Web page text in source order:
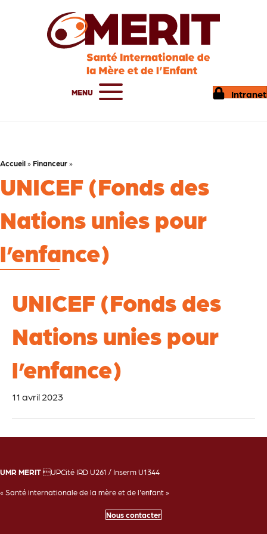
MENU Intranet
Accueil » Financeur »
UNICEF (Fonds des
Nations unies pour
l’enfance)
UNICEF (Fonds des
Nations unies pour
l’enfance)
11 avril 2023
UMR MERIT UPCité IRD U261 / Inserm U1344
« Santé internationale de la mère et de l'enfant »
Nous contacter